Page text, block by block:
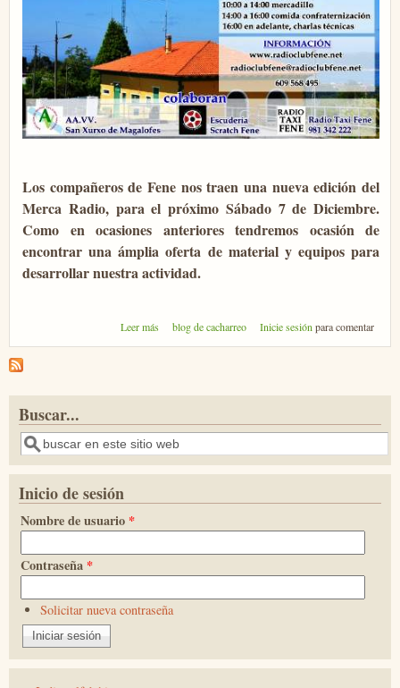
Los compañeros de Fene nos traen una nueva edición del
Merca Radio, para el próximo Sábado 7 de Diciembre.
Como en ocasiones anteriores tendremos ocasión de
encontrar una ámplia oferta de material y equipos para
desarrollar nuestra actividad.
Leer más sobre Merca Radio 2013 en Fene
blog de cacharreo Inicie sesión para comentar
Buscar...
Buscar
Inicio de sesión
Nombre de usuario *
Contraseña *
Solicitar nueva contraseña